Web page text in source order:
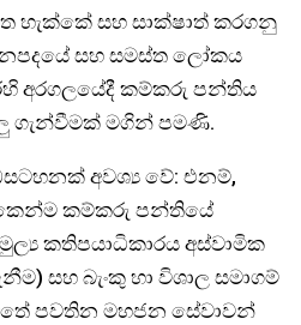
හැක්කේ සහ සාක්ෂාත් කරගනු
සහ සමස්ත ලෝකය
අරගලයේදී කම්කරු පන්තිය
ගැන්වීමක් මගින් පමණි.
අවශ්‍ය වේ: එනම්,
කම්කරු පන්තියේ
කතිපයාධිකාරය අස්වාමික
සහ බැංකු හා විශාල සමාගම්
පවතින මහජන සේවාවන්